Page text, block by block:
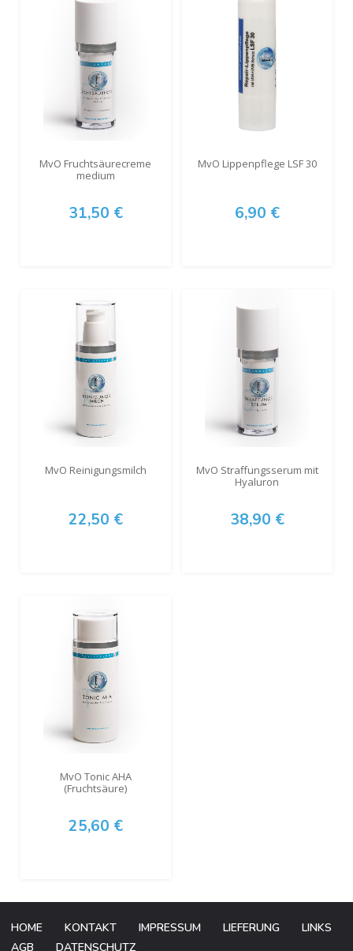
MvO Fruchtsäurecreme
medium
31,50 €
MvO Lippenpflege LSF 30
6,90 €
MvO Reinigungsmilch
22,50 €
MvO Straffungsserum mit
Hyaluron
38,90 €
MvO Tonic AHA
(Fruchtsäure)
25,60 €
HOME KONTAKT IMPRESSUM LIEFERUNG
LINKS
AGB
DATENSCHUTZ